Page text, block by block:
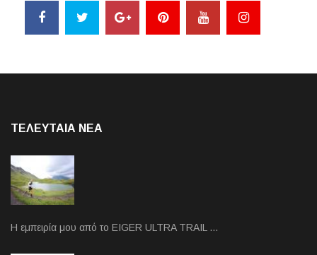
ΤΕΛΕΥΤΑΙΑ NEA
Η εμπειρία μου από το EIGER ULTRA TRAIL …